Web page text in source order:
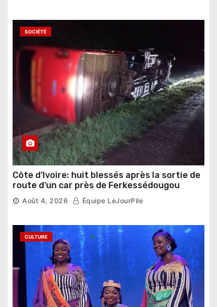
SOCIÉTÉ
Côte d’Ivoire: huit blessés après la sortie de
route d’un car près de Ferkessédougou
Août 4, 2026 Équipe LeJourPile
CULTURE